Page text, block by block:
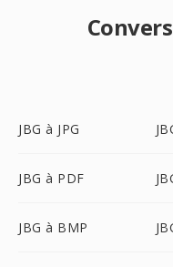
JBG à JPG
JBG à PDF
JBG à BMP